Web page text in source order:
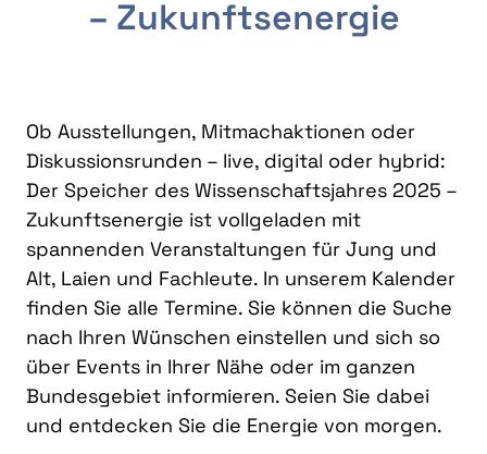
– Zukunftsenergie
Ob Ausstellungen, Mitmachaktionen oder
Diskussionsrunden – live, digital oder hybrid:
Der Speicher des Wissenschaftsjahres 2025 –
Zukunftsenergie ist vollgeladen mit
spannenden Veranstaltungen für Jung und
Alt, Laien und Fachleute. In unserem Kalender
finden Sie alle Termine. Sie können die Suche
nach Ihren Wünschen einstellen und sich so
über Events in Ihrer Nähe oder im ganzen
Bundesgebiet informieren. Seien Sie dabei
und entdecken Sie die Energie von morgen.